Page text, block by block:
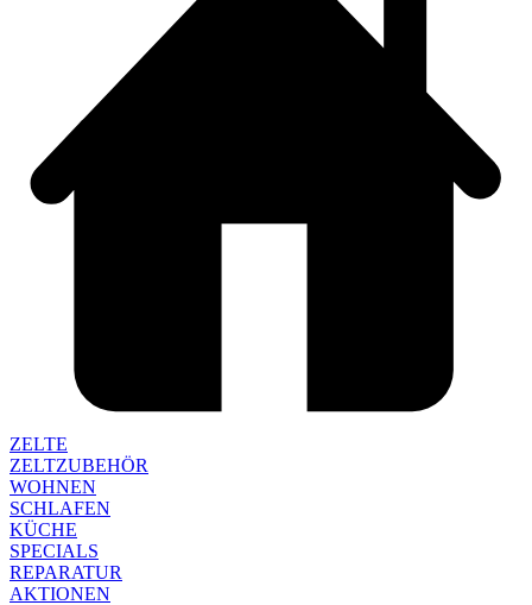
ZELTE
ZELTZUBEHÖR
WOHNEN
SCHLAFEN
KÜCHE
SPECIALS
REPARATUR
AKTIONEN